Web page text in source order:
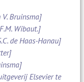
Bruinsma]
Wibaut.]
de Haas-Hanau]
Elsevier te